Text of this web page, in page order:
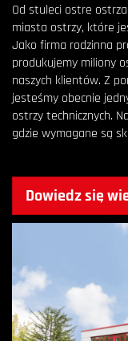
Od stuleci ostre
miasta ostrzy, które
Jako firma rodzinna
produkujemy miliony
naszych klientów. Z
jesteśmy obecnie
ostrzy technicznych.
gdzie wymagane są
Dowiedz się